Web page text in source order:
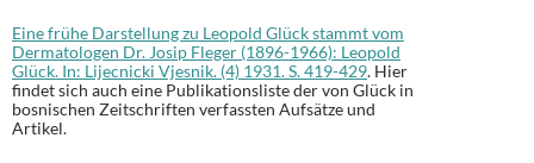
Eine frühe Darstellung zu Leopold Glück stammt vom
Dermatologen Dr. Josip Fleger (1896-1966): Leopold
Glück. In: Lijecnicki Vjesnik. (4) 1931. S. 419-429. Hier
findet sich auch eine Publikationsliste der von Glück in
bosnischen Zeitschriften verfassten Aufsätze und
Artikel.